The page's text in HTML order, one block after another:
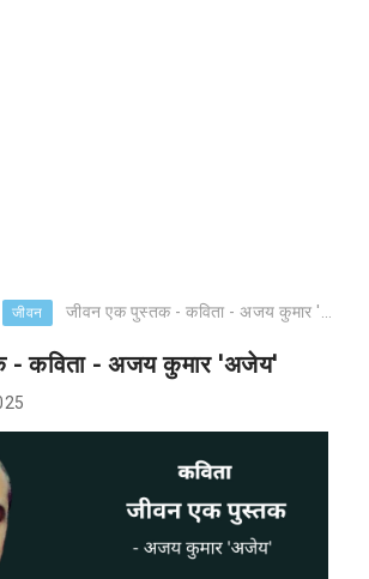
जीवन जीवन एक पुस्तक - कविता - अजय कुमार 'अजेय'
- कविता - अजय कुमार 'अजेय'